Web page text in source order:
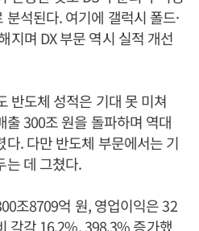
석된다. 여기에 갤럭시 폴드·
지며 DX 부문 역시 실적 개선
반도체 성적은 기대 못 미쳐
300조 원을 돌파하며 역대
. 다만 반도체 부문에서는 기
는 데 그쳤다.
조8709억 원, 영업이익은 32
각각 16.2%, 398.3% 증가했